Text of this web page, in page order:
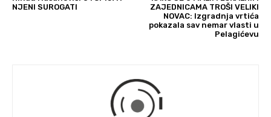
NJENI SUROGATI
ZAJEDNICAMA TROŠI VELIKI
NOVAC: Izgradnja vrtića
pokazala sav nemar vlasti u
Pelagićevu